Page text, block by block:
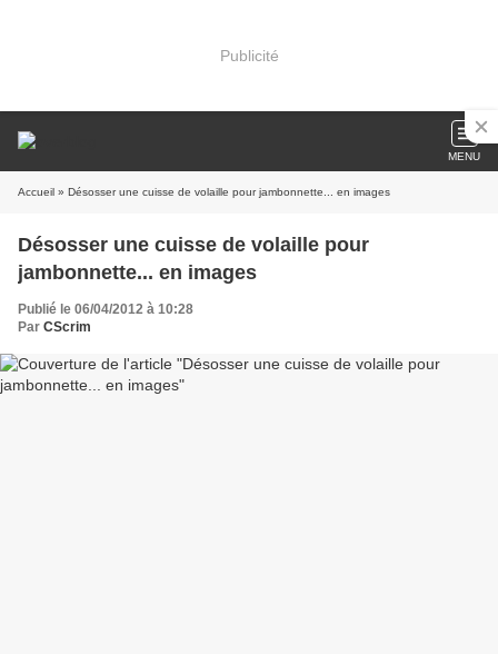
Publicité
MENU
Accueil » Désosser une cuisse de volaille pour jambonnette... en images
Désosser une cuisse de volaille pour
jambonnette... en images
Publié le 06/04/2012 à 10:28
Par CScrim